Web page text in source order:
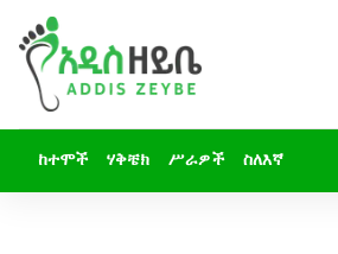
ከተሞች ሃቅቼክ ሥራዎች ስለእኛ